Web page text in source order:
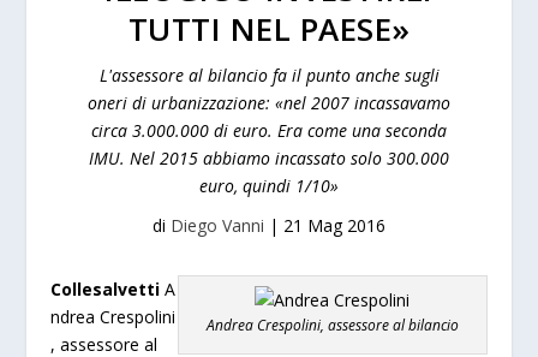
TUTTI NEL PAESE»
L'assessore al bilancio fa il punto anche sugli
oneri di urbanizzazione: «nel 2007 incassavamo
circa 3.000.000 di euro. Era come una seconda
IMU. Nel 2015 abbiamo incassato solo 300.000
euro, quindi 1/10»
di Diego Vanni | 21 Mag 2016
Andrea Crespolini, assessore al bilancio
CollesalvettiA
ndrea Crespolini
, assessore al